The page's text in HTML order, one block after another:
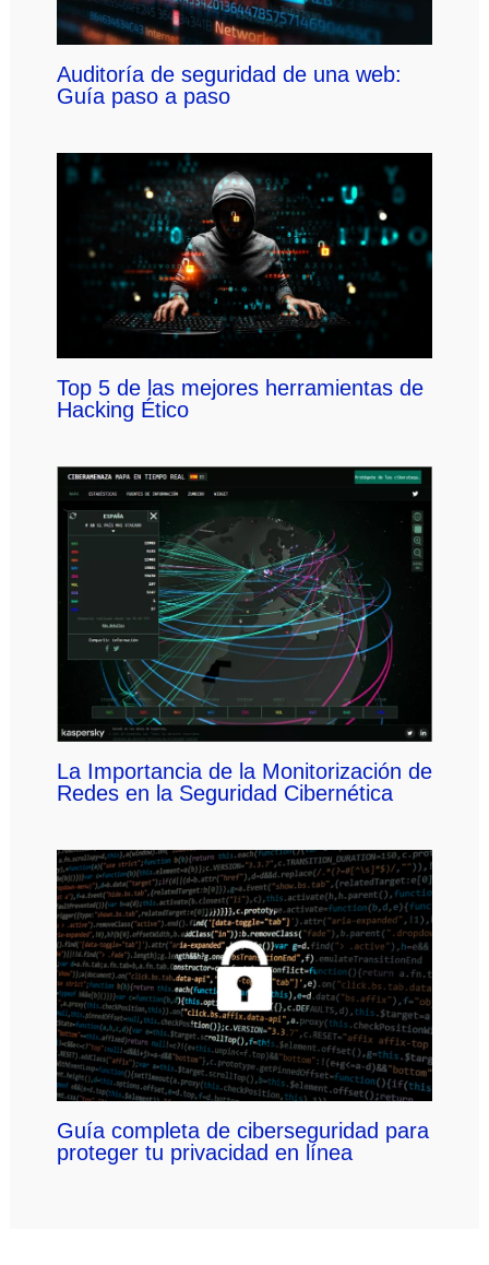
Auditoría de seguridad de una web:
Guía paso a paso
Top 5 de las mejores herramientas de
Hacking Ético
La Importancia de la Monitorización de
Redes en la Seguridad Cibernética
Guía completa de ciberseguridad para
proteger tu privacidad en línea